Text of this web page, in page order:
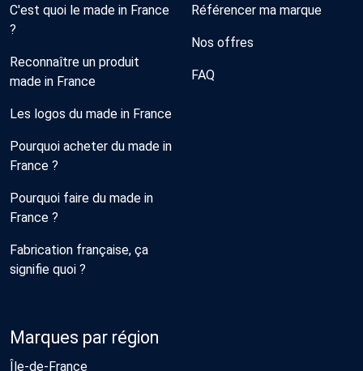
C'est quoi le made in France
?
Reconnaître un produit
made in France
Les logos du made in France
Pourquoi acheter du made in
France ?
Pourquoi faire du made in
France ?
Fabrication française, ça
signifie quoi ?
Référencer ma marque
Nos offres
FAQ
Marques par région
Île-de-France